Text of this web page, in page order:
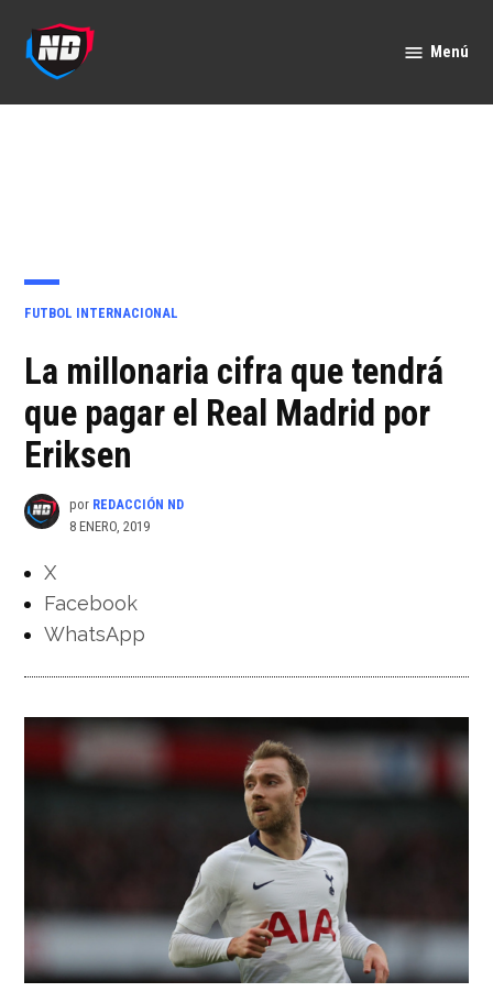
contenido
Menú
PUBLICADO
FUTBOL INTERNACIONAL
La millonaria cifra que tendrá
que pagar el Real Madrid por
Eriksen
por REDACCIÓN ND
8 ENERO, 2019
X
Facebook
WhatsApp